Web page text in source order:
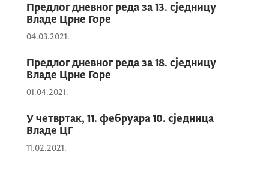
Предлог дневног реда за 13. сједницу
Владе Црне Горе
04.03.2021.
Предлог дневног реда за 18. сједницу
Владе Црне Горе
01.04.2021.
У четвртак, 11. фебруара 10. сједница
Владе ЦГ
11.02.2021.